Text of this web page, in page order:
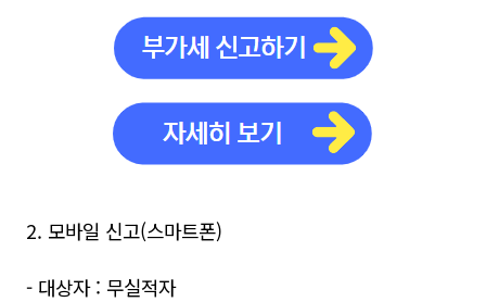
2. 모바일 신고(스마트폰)
- 대상자 : 무실적자